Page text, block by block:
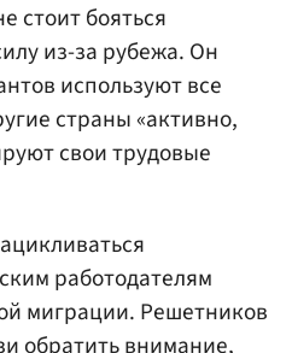
стоит бояться
из-за рубежа. Он
используют все
страны «активно,
свои трудовые
работодателям
миграции. Решетников
обратить внимание,